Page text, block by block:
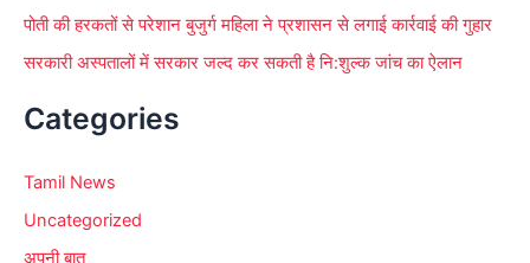
पोती की हरकतों से परेशान बुजुर्ग महिला ने प्रशासन से लगाई कार्रवाई की गुहार
सरकारी अस्पतालों में सरकार जल्द कर सकती है नि:शुल्क जांच का ऐलान
Categories
Tamil News
Uncategorized
अपनी बात